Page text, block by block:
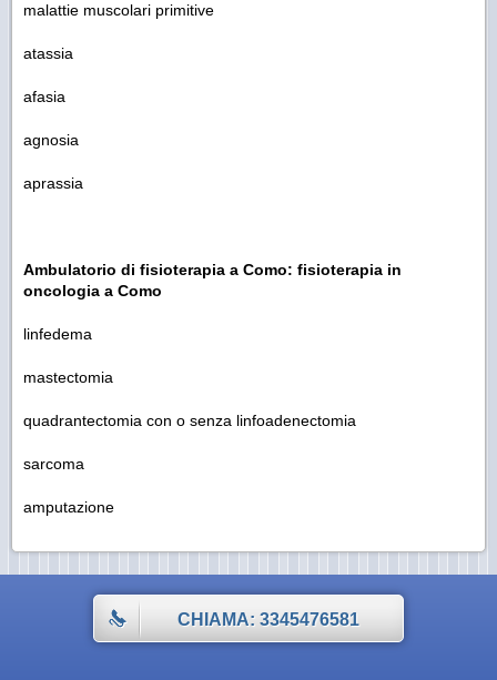
malattie muscolari primitive
atassia
afasia
agnosia
aprassia
Ambulatorio di fisioterapia a Como: fisioterapia in
oncologia a Como
linfedema
mastectomia
quadrantectomia con o senza linfoadenectomia
sarcoma
amputazione
CHIAMA: 3345476581